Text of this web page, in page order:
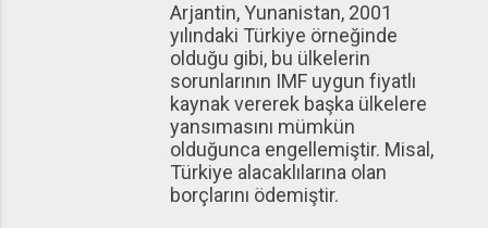
Arjantin, Yunanistan, 2001
yılındaki Türkiye örneğinde
olduğu gibi, bu ülkelerin
sorunlarının IMF uygun fiyatlı
kaynak vererek başka ülkelere
yansımasını mümkün
olduğunca engellemiştir. Misal,
Türkiye alacaklılarına olan
borçlarını ödemiştir.